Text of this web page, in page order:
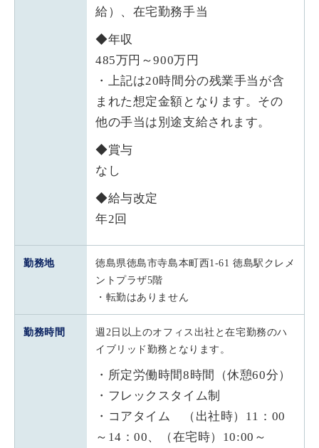
給）、在宅勤務手当
◆年収
485万円～900万円
・上記は20時間分の残業手当が含
まれた想定金額となります。その
他の手当は別途支給されます。
◆賞与
なし
◆給与改定
年2回
勤務地
徳島県徳島市寺島本町西1-61 徳島駅クレメ
ントプラザ5階
・転勤はありません
勤務時間
週2日以上のオフィス出社と在宅勤務のハ
イブリッド勤務となります。
・所定労働時間8時間（休憩60分）
・フレックスタイム制
・コアタイム （出社時）11：00
～14：00、（在宅時）10:00～